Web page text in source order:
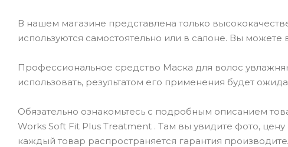
В нашем магазине представлена только
используются самостоятельно или в салоне. Вы
Профессиональное средство Маска для волос
использовать, результатом его применения будет
Обязательно ознакомьтесь с подробным описанием
Works Soft Fit Plus Treatment . Там вы увидите фото,
каждый товар распространяется гарантия